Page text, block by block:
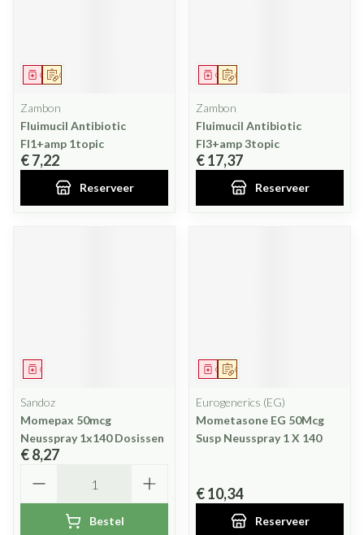
Op voorschrift
Geneesmiddel
Zambon
Fluimucil Antibiotic
Fl1+amp 1topic
€ 7,22
Reserveer
Op voorschrift
Geneesmiddel
Zambon
Fluimucil Antibiotic
Fl3+amp 3topic
€ 17,37
Reserveer
Geneesmiddel
Sandoz
Momepax 50mcg
Neusspray 1x140 Dosissen
€ 8,27
Bestel
Op voorschrift
Geneesmiddel
Eurogenerics (EG)
Mometasone EG 50Mcg
Susp Neusspray 1 X 140
€ 10,34
Reserveer